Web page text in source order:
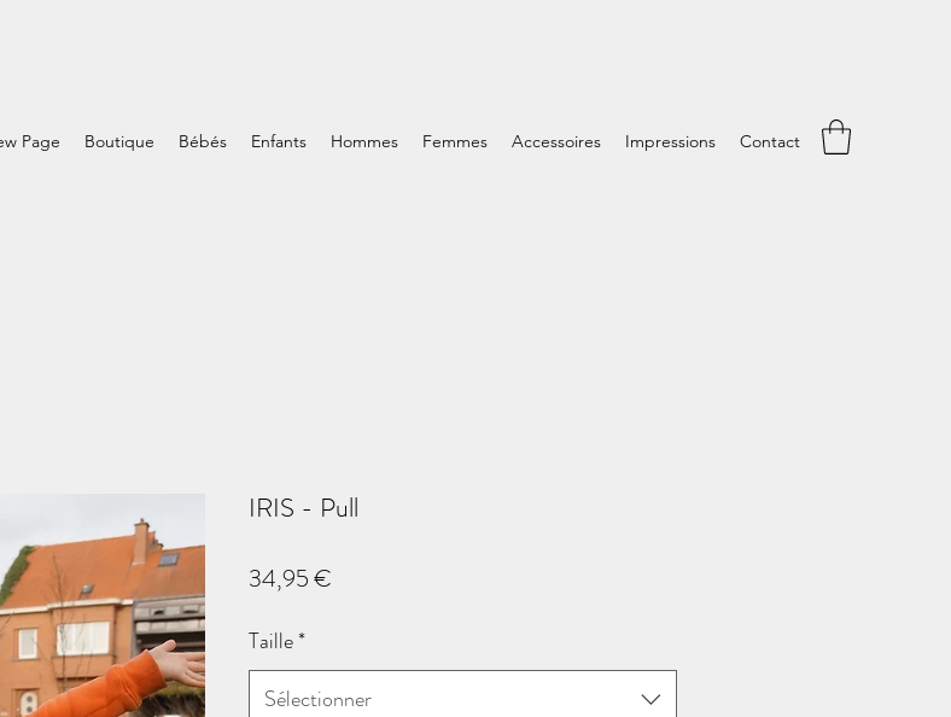
Page Boutique Bébés Enfants Hommes Femmes Accessoires Impressions Contact
IRIS - Pull
34,95 €
Taille*
Sélectionner